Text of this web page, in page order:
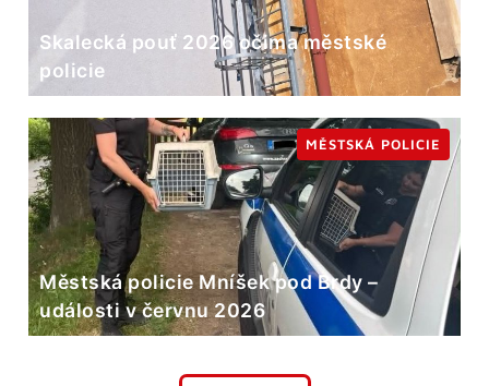
Skalecká pouť 2026 očima městské
policie
Městská policie Mníšek pod Brdy –
události v červnu 2026
MĚSTSKÁ POLICIE